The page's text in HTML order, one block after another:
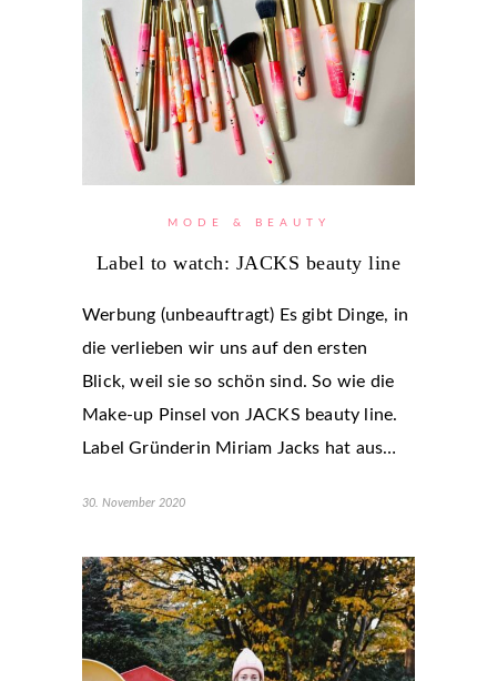
MODE & BEAUTY
Label to watch: JACKS beauty line
Werbung (unbeauftragt) Es gibt Dinge, in
die verlieben wir uns auf den ersten
Blick, weil sie so schön sind. So wie die
Make-up Pinsel von JACKS beauty line.
Label Gründerin Miriam Jacks hat aus…
30. November 2020